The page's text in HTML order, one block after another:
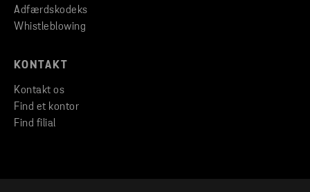
Adfærdskodeks
Whistleblowing
KONTAKT
Kontakt os
Find et kontor
Find filial